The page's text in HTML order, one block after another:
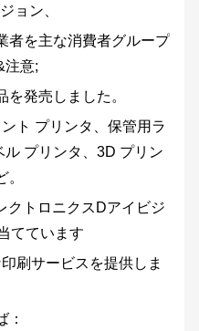
ョン、
者を主な消費者グループ
注意;
を発売しました。
ト プリンタ、保管用ラ
プリンタ、3D プリン
。
クトロニクス Dアイビジ
てています
刷サービスを提供しま
：